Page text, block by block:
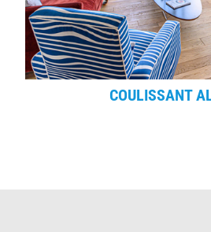
COULISSANT